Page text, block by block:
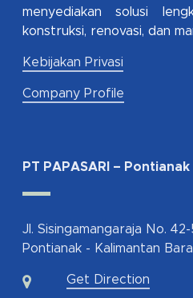
menyediakan solusi
konstruksi, renovasi, dan
Kebijakan Privasi
Company Profile
PT PAPASARI – Pontianak
Jl. Sisingamangaraja No.
Pontianak - Kalimantan
Get Direction